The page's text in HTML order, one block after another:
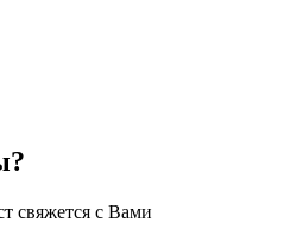
свяжется с Вами